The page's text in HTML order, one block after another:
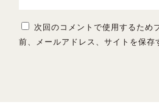
次回のコメントで使用するため
前、メールアドレス、サイトを保存